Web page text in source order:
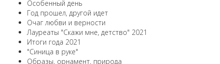
Особенный день
Год прошел, другой идет
Очаг любви и верности
Лауреаты "Скажи мне, детство" 2021
Итоги года 2021
"Синица в руке"
Образы, орнамент, природа